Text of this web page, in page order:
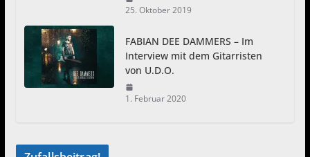
25. Oktober 2019
FABIAN DEE DAMMERS – Im
Interview mit dem Gitarristen
von U.D.O.
1. Februar 2020